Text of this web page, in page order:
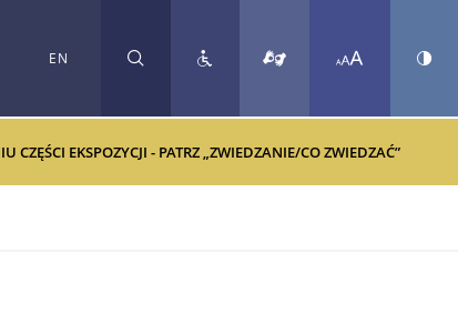
EN SZUKAJ
EKSPOZYCJI - PATRZ „ZWIEDZANIE/CO ZWIEDZAĆ”